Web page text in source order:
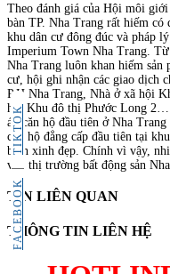
FACEBOOK
TIKTOK
Theo đánh giá của Hội môi
bàn TP. Nha Trang rất hiếm
khu dân cư đông đúc và pháp
Imperium Town Nha Trang. Từ
Nha Trang luôn khan hiếm
cư, hội ghi nhận các giao dịch
P.H Nha Trang, Nhà ở xã hội
hội Khu đô thị Phước Long
án căn hộ đầu tiên ở Nha
căn hộ đẳng cấp đầu tiên tại
biển xinh đẹp. Chính vì vậy,
vào thị trường bất động sản
TIN LIÊN QUAN
THÔNG TIN LIÊN HỆ